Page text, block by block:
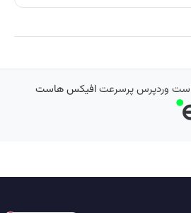
وردپرس پرسرعتافیکس هاست